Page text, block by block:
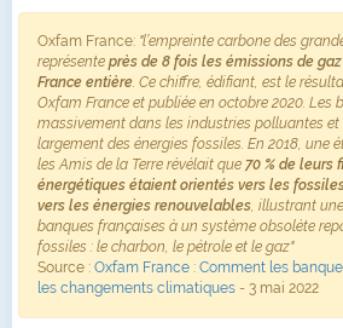
Oxfam France: "l’empreinte carbone des
représente près de 8 fois les émissions de
France entière . Ce chiffre, édifiant, est le
Oxfam France et publiée en octobre 2020. Les
massivement dans les industries polluantes
largement des énergies fossiles. En 2018, une
les Amis de la Terre révélait que 70 % de leurs
énergétiques étaient orientés vers les
vers les énergies renouvelables , illustrant
banques françaises à un système obsolète
fossiles : le charbon, le pétrole et le gaz"
Source : Oxfam France : Comment les
les changements climatiques - 3 mai 2022